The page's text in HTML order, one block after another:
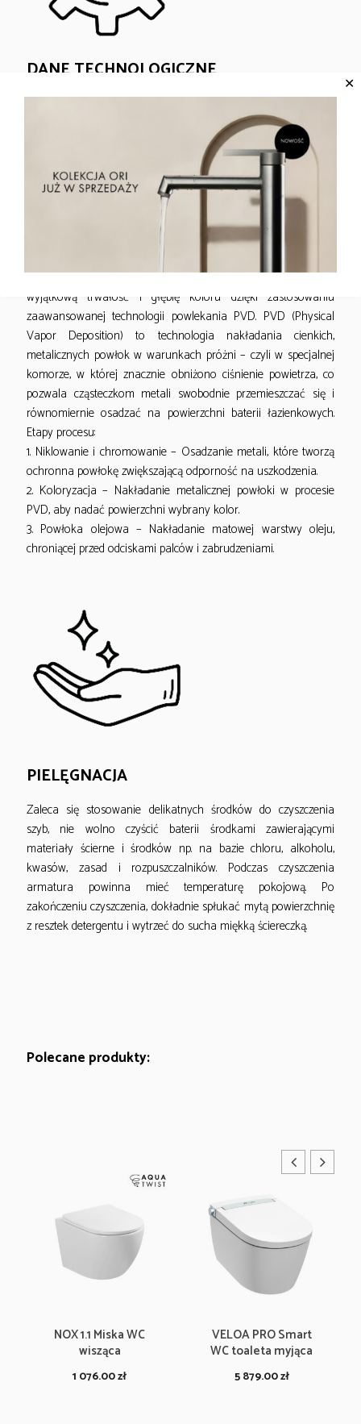
DANE TECHNOLOGICZNE
prostokątną, wyciąganą wylewką, która umożliwia wygodne i
szybkie napełnianie naczyń poza zlewem, łatwe płukanie
większych garnków oraz dokładne czyszczenie całej
powierzchni zlewu. Bateria posiada klasę przepływu Z oraz
grupę akustyczną I, co zapewnia cichą i ekonomiczną pracę.
Gun metal w perfekcyjnym wykończeniu –
technologia PVD w bateriach EMPORIA TAURO
Baterie EMPORIA TAURO w kolorze gun metal zyskują
wyjątkową trwałość i głębię koloru dzięki zastosowaniu
zaawansowanej technologii powlekania PVD. PVD (Physical
Vapor Deposition) to technologia nakładania cienkich,
metalicznych powłok w warunkach próżni – czyli w specjalnej
komorze, w której znacznie obniżono ciśnienie powietrza, co
pozwala cząsteczkom metali swobodnie przemieszczać się i
równomiernie osadzać na powierzchni baterii łazienkowych.
Etapy procesu:
1. Niklowanie i chromowanie – Osadzanie metali, które tworzą
ochronna powłokę zwiększającą odporność na uszkodzenia.
2. Koloryzacja – Nakładanie metalicznej powłoki w procesie
PVD, aby nadać powierzchni wybrany kolor.
3. Powłoka olejowa – Nakładanie matowej warstwy oleju,
chroniącej przed odciskami palców i zabrudzeniami.
PIELĘGNACJA
Zaleca się stosowanie delikatnych środków do czyszczenia
szyb, nie wolno czyścić baterii środkami zawierającymi
materiały ścierne i środków np. na bazie chloru, alkoholu,
kwasów, zasad i rozpuszczalników. Podczas czyszczenia
armatura powinna mieć temperaturę pokojową. Po
zakończeniu czyszczenia, dokładnie spłukać mytą powierzchnię
z resztek detergentu i wytrzeć do sucha miękką ściereczką.
Polecane produkty:
NOX 1.1 Miska WC
wisząca
1 076.00zł
VELOA PRO Smart
WC toaleta myjąca
5 879.00zł
✕